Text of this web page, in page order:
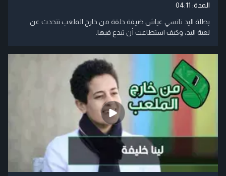
المدة: 04:11
بطلة اليد نانسي عياش ضيفة حلقة من خارج الملعب تتحدث عن
لعبة اليد، وكيف استطاعت أن تبدع فيها.